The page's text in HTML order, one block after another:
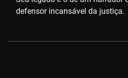
defensor incansável da justiça.